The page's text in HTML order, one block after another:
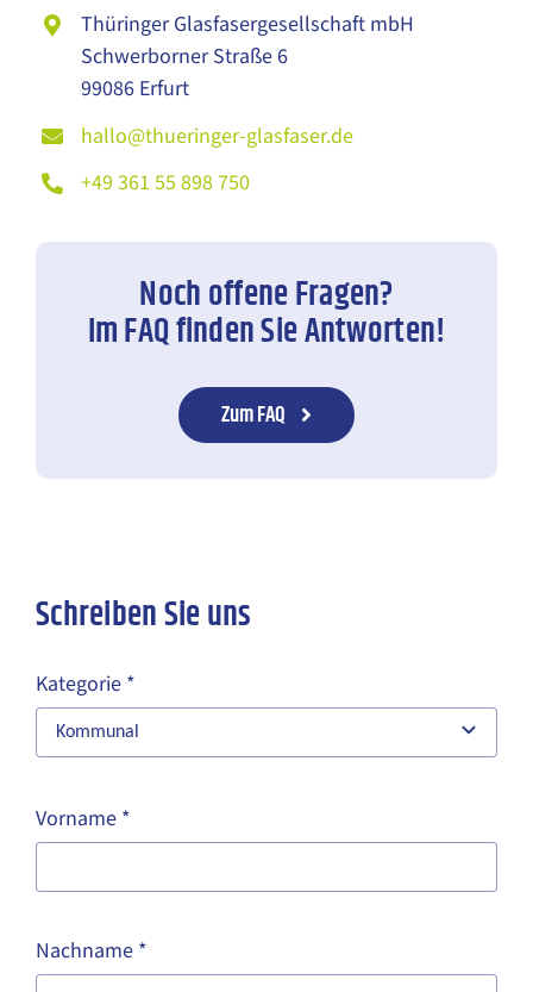
Thüringer Glasfasergesellschaft mbH
Schwerborner Straße 6
99086 Erfurt
hallo@thueringer-glasfaser.de
+49 361 55 898 750
Noch offene Fragen?
Im FAQ finden Sie Antworten!
Zum FAQ
Schreiben Sie uns
Kategorie *
Vorname *
Nachname *